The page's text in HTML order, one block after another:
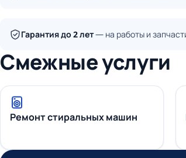
Гарантия до 2 лет— на работы и
Смежные услуги
Ремонт стиральных машин